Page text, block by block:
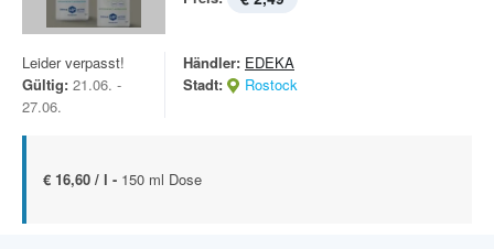
Leider verpasst!
Gültig: 21.06. -
27.06.
Händler: EDEKA
Stadt:
Rostock
€ 16,60 / l - 150 ml Dose